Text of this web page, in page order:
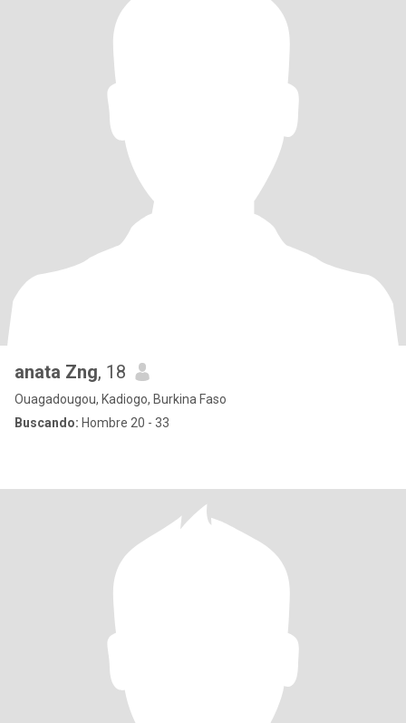
anata Zng, 18
Ouagadougou, Kadiogo, Burkina Faso
Buscando: Hombre 20 - 33